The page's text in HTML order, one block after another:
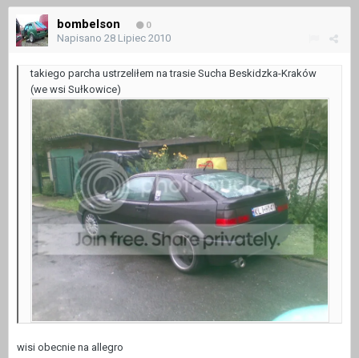
bombelson 0
Napisano 28 Lipiec 2010
takiego parcha ustrzeliłem na trasie Sucha Beskidzka-Kraków
(we wsi Sułkowice)
wisi obecnie na allegro